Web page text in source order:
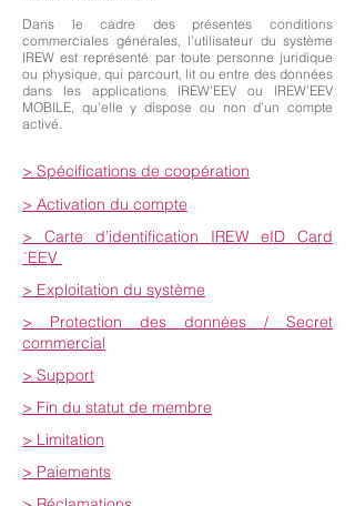
Dans le cadre des présentes conditions
commerciales générales, l’utilisateur du système
IREW est représenté par toute personne juridique
ou physique, qui parcourt, lit ou entre des données
dans les applications IREW’EEV ou IREW’EEV
MOBILE, qu’elle y dispose ou non d’un compte
activé.
> Spécifications de coopération
> Activation du compte
> Carte d’identification IREW eID Card
´EEV
> Exploitation du système
> Protection des données / Secret
commercial
> Support
> Fin du statut de membre
> Limitation
> Paiements